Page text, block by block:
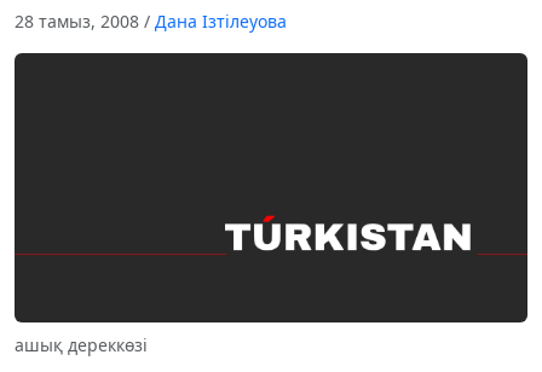
28 тамыз, 2008 / Дана Ізтілеуова
ашық дереккөзі